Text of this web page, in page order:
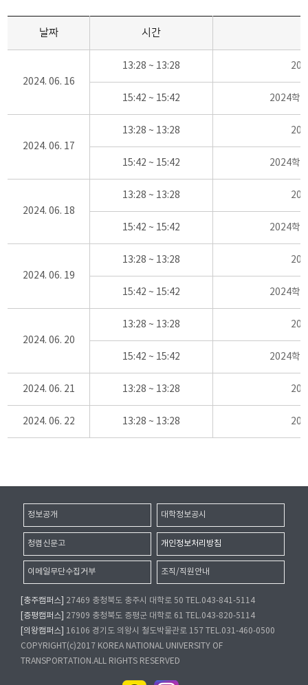
날짜 시간
2024. 06. 16
13:28 ~ 13:28
15:42 ~ 15:42 2024학
2024. 06. 17
13:28 ~ 13:28
15:42 ~ 15:42 2024학
2024. 06. 18
13:28 ~ 13:28
15:42 ~ 15:42 2024학
2024. 06. 19
13:28 ~ 13:28
15:42 ~ 15:42 2024학
2024. 06. 20
13:28 ~ 13:28
15:42 ~ 15:42 2024학
2024. 06. 21 13:28 ~ 13:28
2024. 06. 22 13:28 ~ 13:28
정보공개 대학정보공시
청렴신문고 개인정보처리방침
이메일무단수집거부 조직/직원안내
[충주캠퍼스]
27469 충청북도 충주시 대학로 50 TEL.043-841-5114
[증평캠퍼스]
27909 충청북도 증평군 대학로 61 TEL.043-820-5114
[의왕캠퍼스]
16106 경기도 의왕시 철도박물관로 157 TEL.031-460-0500
COPYRIGHT(c)2017 KOREA NATIONAL UNIVERSITY OF
TRANSPORTATION.ALL RIGHTS RESERVED